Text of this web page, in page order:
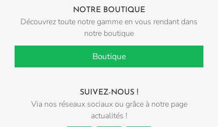
NOTRE BOUTIQUE
Découvrez toute notre gamme en vous rendant dans
notre boutique
Boutique
SUIVEZ-NOUS !
Via nos réseaux sociaux ou grâce à notre page
actualités !